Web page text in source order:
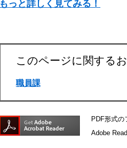
もっと詳しく見てみる！
このページに関する
職員課
PDF形式の
Adobe